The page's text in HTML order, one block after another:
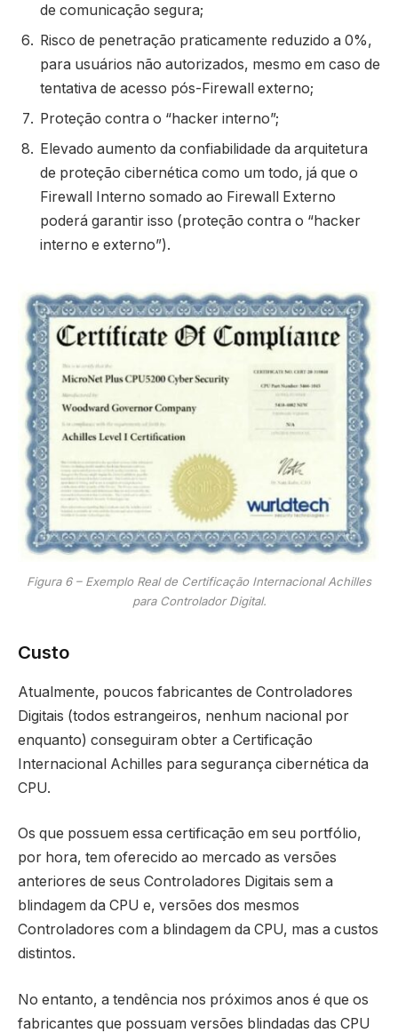
de comunicação segura;
Risco de penetração praticamente reduzido a 0%,
para usuários não autorizados, mesmo em caso de
tentativa de acesso pós-Firewall externo;
Proteção contra o “hacker interno”;
Elevado aumento da confiabilidade da arquitetura
de proteção cibernética como um todo, já que o
Firewall Interno somado ao Firewall Externo
poderá garantir isso (proteção contra o “hacker
interno e externo”).
Figura 6 – Exemplo Real de Certificação Internacional Achilles
para Controlador Digital.
Custo
Atualmente, poucos fabricantes de Controladores
Digitais (todos estrangeiros, nenhum nacional por
enquanto) conseguiram obter a Certificação
Internacional Achilles para segurança cibernética da
CPU.
Os que possuem essa certificação em seu portfólio,
por hora, tem oferecido ao mercado as versões
anteriores de seus Controladores Digitais sem a
blindagem da CPU e, versões dos mesmos
Controladores com a blindagem da CPU, mas a custos
distintos.
No entanto, a tendência nos próximos anos é que os
fabricantes que possuam versões blindadas das CPU